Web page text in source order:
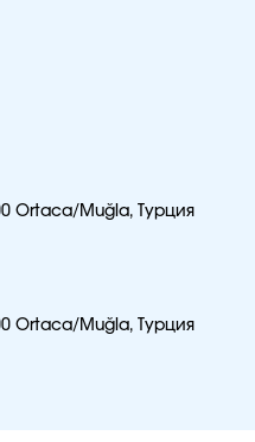
Ortaca/Muğla, Турция
Ortaca/Muğla, Турция